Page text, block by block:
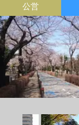
公営